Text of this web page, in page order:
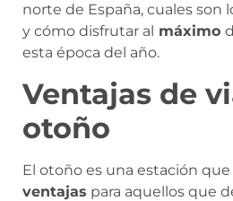
norte de España, cuales son
y cómo disfrutar al máximo
esta época del año.
Ventajas de
otoño
El otoño es una estación que
ventajas para aquellos que